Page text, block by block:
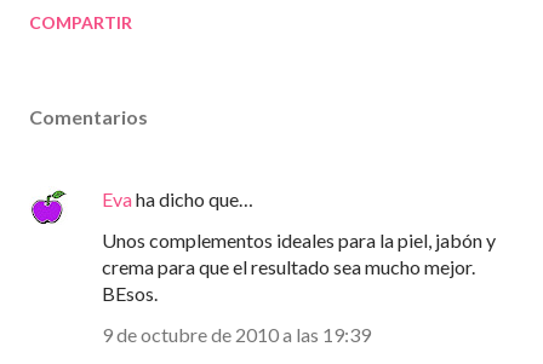
COMPARTIR
Comentarios
Evaha dicho que…
Unos complementos ideales para la piel, jabón y
crema para que el resultado sea mucho mejor.
BEsos.
9 de octubre de 2010 a las 19:39